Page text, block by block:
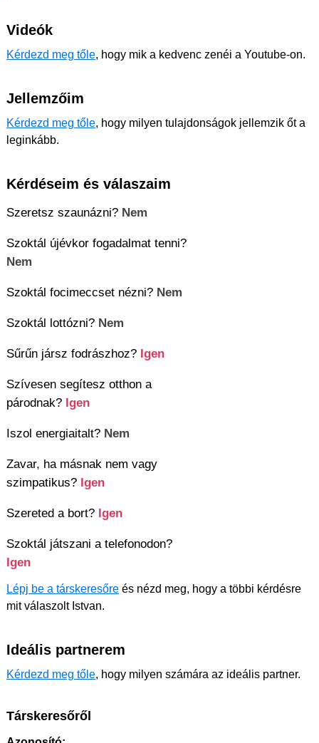
Videók
Kérdezd meg tőle, hogy mik a kedvenc zenéi a Youtube-on.
Jellemzőim
Kérdezd meg tőle, hogy milyen tulajdonságok jellemzik őt a
leginkább.
Kérdéseim és válaszaim
Szeretsz szaunázni? Nem
Szoktál újévkor fogadalmat tenni?
Nem
Szoktál focimeccset nézni? Nem
Szoktál lottózni? Nem
Sűrűn jársz fodrászhoz? Igen
Szívesen segítesz otthon a
párodnak? Igen
Iszol energiaitalt? Nem
Zavar, ha másnak nem vagy
szimpatikus? Igen
Szereted a bort? Igen
Szoktál játszani a telefonodon?
Igen
Lépj be a társkeresőre és nézd meg, hogy a többi kérdésre
mit válaszolt Istvan.
Ideális partnerem
Kérdezd meg tőle, hogy milyen számára az ideális partner.
Társkeresőről